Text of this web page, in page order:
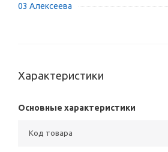
03 Алексеева
Характеристики
Основные характеристики
Код товара